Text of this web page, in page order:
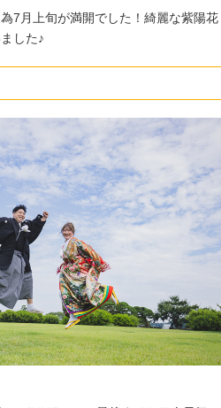
7月上旬が満開でした！綺麗な紫陽花
した♪